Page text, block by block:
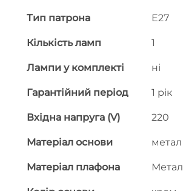
Тип патрона E27
Кількість ламп 1
Лампи у комплекті ні
Гарантійний період 1 рік
Вхідна напруга (V) 220
Матеріал основи метал
Матеріал плафона Метал